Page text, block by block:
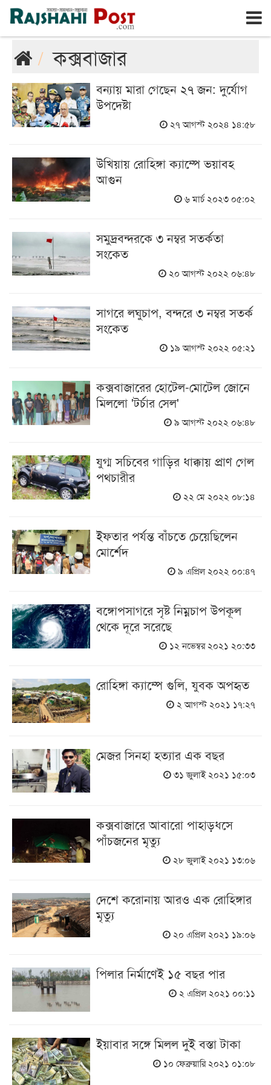
রাজশাহী বৃহঃস্পতিবার, ৬ই আগস্ট ২০২৬, ২৩শে শ্রাবণ ১৪৩৩
কক্সবাজার
বন্যায় মারা গেছেন ২৭ জন: দুর্যোগ
উপদেষ্টা
২৭ আগস্ট ২০২৪ ১৪:৫৮
উখিয়ায় রোহিঙ্গা ক্যাম্পে ভয়াবহ
আগুন
৬ মার্চ ২০২৩ ০৫:০২
সমুদ্রবন্দরকে ৩ নম্বর সতর্কতা
সংকেত
২০ আগস্ট ২০২২ ০৬:৪৮
সাগরে লঘুচাপ, বন্দরে ৩ নম্বর সতর্ক
সংকেত
১৯ আগস্ট ২০২২ ০৫:২১
কক্সবাজারের হোটেল-মোটেল জোনে
মিললো 'টর্চার সেল'
৯ আগস্ট ২০২২ ০৬:৪৮
যুগ্ম সচিবের গাড়ির ধাক্কায় প্রাণ গেল
পথচারীর
২২ মে ২০২২ ০৮:১৪
ইফতার পর্যন্ত বাঁচতে চেয়েছিলেন
মোর্শেদ
৯ এপ্রিল ২০২২ ০০:৪৭
বঙ্গোপসাগরে সৃষ্ট নিম্নচাপ উপকূল
থেকে দূরে সরেছে
১২ নভেম্বর ২০২১ ২০:৩৩
রোহিঙ্গা ক্যাম্পে গুলি, যুবক অপহৃত
২ আগস্ট ২০২১ ১৭:২৭
মেজর সিনহা হত্যার এক বছর
৩১ জুলাই ২০২১ ১৫:০৩
কক্সবাজারে আবারো পাহাড়ধসে
পাঁচজনের মৃত্যু
২৮ জুলাই ২০২১ ১৩:০৬
দেশে করোনায় আরও এক রোহিঙ্গার
মৃত্যু
২০ এপ্রিল ২০২১ ১৯:০৬
পিলার নির্মাণেই ১৫ বছর পার
২ এপ্রিল ২০২১ ০০:১১
ইয়াবার সঙ্গে মিলল দুই বস্তা টাকা
১০ ফেব্রুয়ারি ২০২১ ০১:০৮